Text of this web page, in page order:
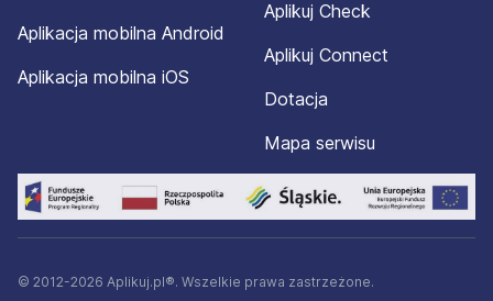
Aplikacja mobilna Android
Aplikacja mobilna iOS
Aplikuj Check
Aplikuj Connect
Dotacja
Mapa serwisu
© 2012-2026 Aplikuj.pl®. Wszelkie prawa zastrzeżone.